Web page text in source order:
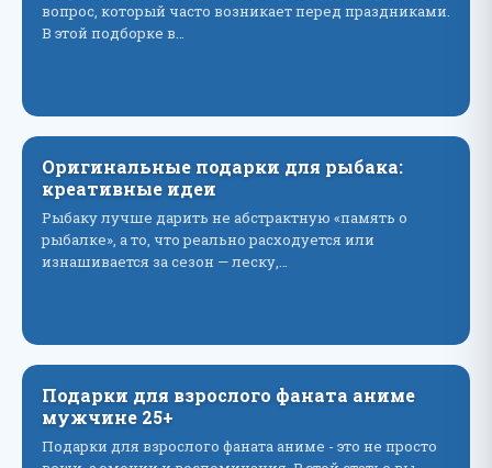
вопрос, который часто возникает перед праздниками.
В этой подборке в…
Оригинальные подарки для рыбака:
креативные идеи
Рыбаку лучше дарить не абстрактную «память о
рыбалке», а то, что реально расходуется или
изнашивается за сезон — леску,…
Подарки для взрослого фаната аниме
мужчине 25+
Подарки для взрослого фаната аниме - это не просто